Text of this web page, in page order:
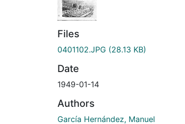
Files
0401102.JPG (28.13 KB)
Date
1949-01-14
Authors
García Hernández, Manuel